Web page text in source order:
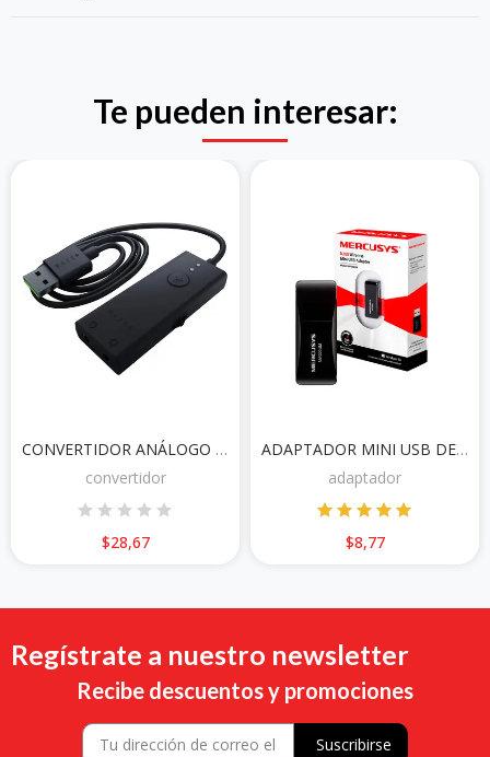
Te pueden interesar:
CONVERTIDOR ANÁLOGO RAZER ENHACER
convertidor
$28,67
ADAPTADOR MINI USB DE RED TPLINK MERCUSYS MW300UM N300
adaptador
$8,77
Regístrate a nuestro newsletter
Recibe descuentos y promociones
Suscribirse